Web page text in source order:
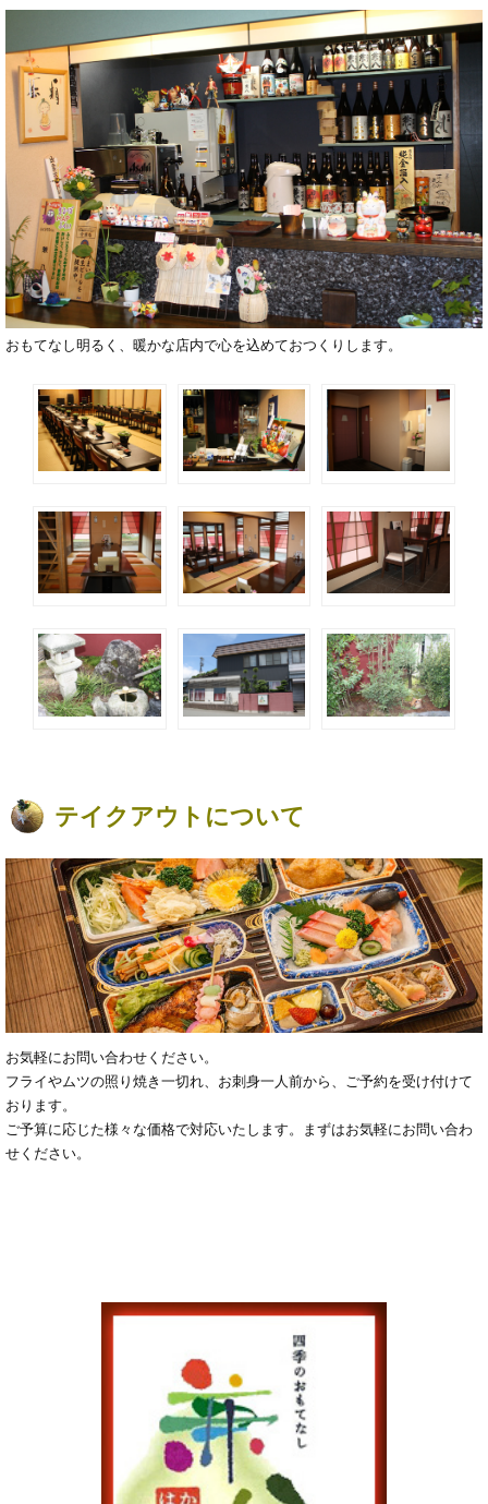
おもてなし明るく、暖かな店内で心を込めておつくりします。
テイクアウトについて
お気軽にお問い合わせください。
フライやムツの照り焼き一切れ、お刺身一人前から、ご予約を受け付けて
おります。
ご予算に応じた様々な価格で対応いたします。まずはお気軽にお問い合わ
せください。